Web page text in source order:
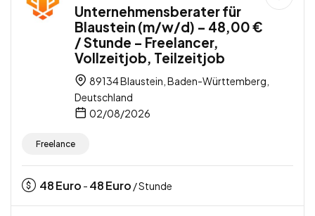
Unternehmensberater für
Blaustein (m/w/d) – 48,00 €
/ Stunde – Freelancer,
Vollzeitjob, Teilzeitjob
89134 Blaustein, Baden-Württemberg,
Deutschland
02/08/2026
Freelance
48Euro - 48Euro / Stunde